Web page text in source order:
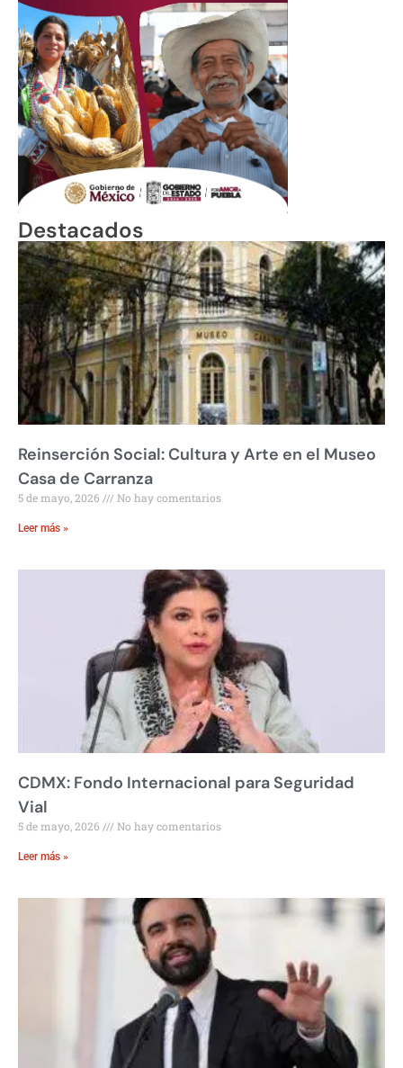
Destacados
Reinserción Social: Cultura y Arte en el Museo
Casa de Carranza
5 de mayo, 2026 No hay comentarios
Leer más »
CDMX: Fondo Internacional para Seguridad
Vial
5 de mayo, 2026 No hay comentarios
Leer más »